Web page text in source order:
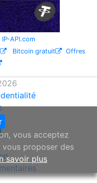
IP-API.com
Bitcoin gratuit
Offres
vous acceptez
proposer des
savoir plus